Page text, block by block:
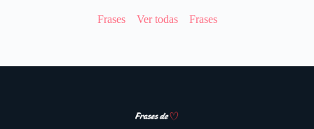
Frases Ver todas Frases